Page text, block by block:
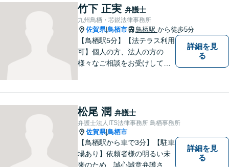
竹下 正実 弁護士
九州鳥栖・芯鋭法律事務所
佐賀県|鳥栖市 鳥栖駅 から徒歩5分
【鳥栖駅5分】【法テラス利用
可】個人の方、法人の方の
様々なご相談をお受けしてお
案いたします。【債務整理・
残業代請求については初回面
談無料】【土日祝・夜間相談
可】
詳細を見
る
松尾 潤 弁護士
弁護士法人ITS法律事務所 鳥栖事務所
佐賀県|鳥栖市
【鳥栖駅から車で3分】【駐車
場あり】依頼者様の明るい未
来のため、誠心誠意弁護させ
詳細を見
る